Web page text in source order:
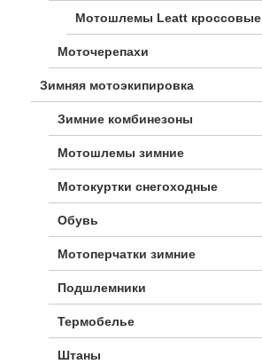
Мотошлемы Leatt кроссовые
Моточерепахи
Зимняя мотоэкипировка
Зимние комбинезоны
Мотошлемы зимние
Мотокуртки снегоходные
Обувь
Мотоперчатки зимние
Подшлемники
Термобелье
Штаны